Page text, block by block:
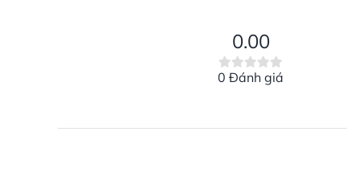
0.00
0 Đánh giá